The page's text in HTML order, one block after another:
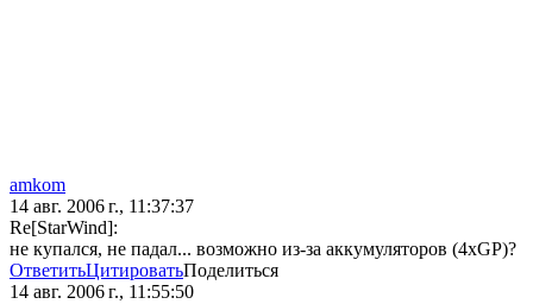
amkom
14 авг. 2006 г., 11:37:37
Re[StarWind]:
не купался, не падал... возможно из-за аккумуляторов (4xGP)?
ОтветитьЦитироватьПоделиться
14 авг. 2006 г., 11:55:50